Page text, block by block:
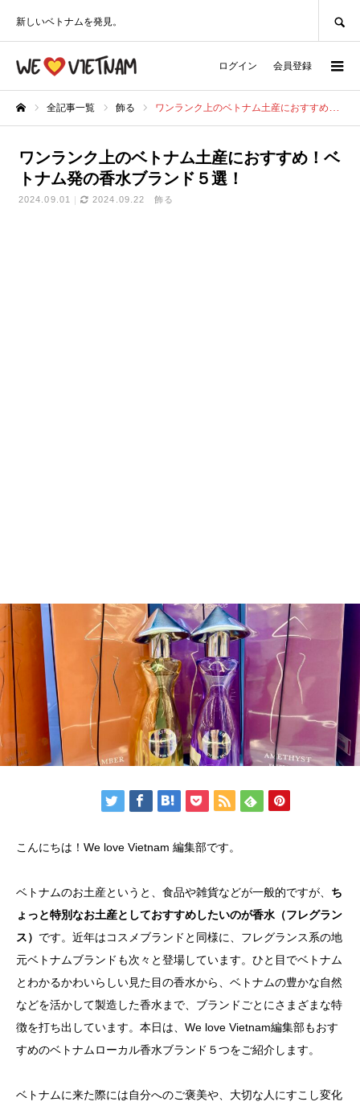
新しいベトナムを発見。
ログイン 会員登録
全記事一覧 飾る ワンランク上のベトナム土産におすすめ！ベトナム発の香水ブランド５選！
ワンランク上のベトナム土産におすすめ！ベ
トナム発の香水ブランド５選！
2024.09.01 2024.09.22 飾る
こんにちは！We love Vietnam 編集部です。
ベトナムのお土産というと、食品や雑貨などが一般的ですが、 ち
ょっと特別なお土産としておすすめしたいのが香水（フレグラン
ス） です。近年はコスメブランドと同様に、フレグランス系の地
元ベトナムブランドも次々と登場しています。ひと目でベトナム
とわかるかわいらしい見た目の香水から、ベトナムの豊かな自然
などを活かして製造した香水まで、ブランドごとにさまざまな特
徴を打ち出しています。本日は、We love Vietnam編集部もおす
すめのベトナムローカル香水ブランド５つをご紹介します。
ベトナムに来た際には自分へのご褒美や、大切な人にすこし変化